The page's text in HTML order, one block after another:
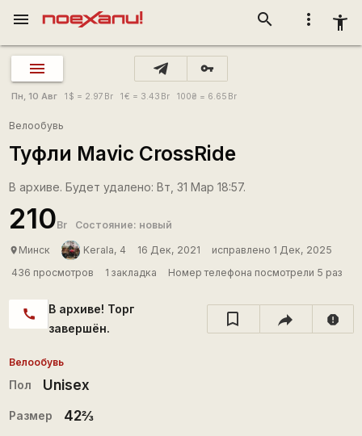
more_vert accessibility_new
search
menu
vpn_key
Пн, 10 Авг 1 $ = 2.97 Br 1€ = 3.43 Br 100₴ = 6.65 Br
Велообувь
Туфли Mavic CrossRide
В архиве. Будет удалено: Вт, 31 Мар 18:57.
210Br Состояние: новый
place Минск Kerala, 4 16 Дек, 2021
исправлено 1 Дек, 2025
436 просмотров
1 закладка Номер телефона посмотрели 5 раз
call
В архиве! Торг
завершён.
report
Велообувь
Пол Unisex
Размер 42⅔